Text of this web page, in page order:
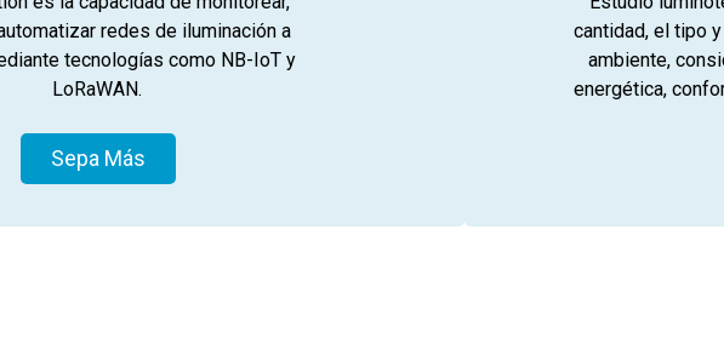
redes de iluminación a
tecnologías como NB-IoT y
LoRaWAN.
Sepa Más
cantidad, el tipo
ambiente,
energética,